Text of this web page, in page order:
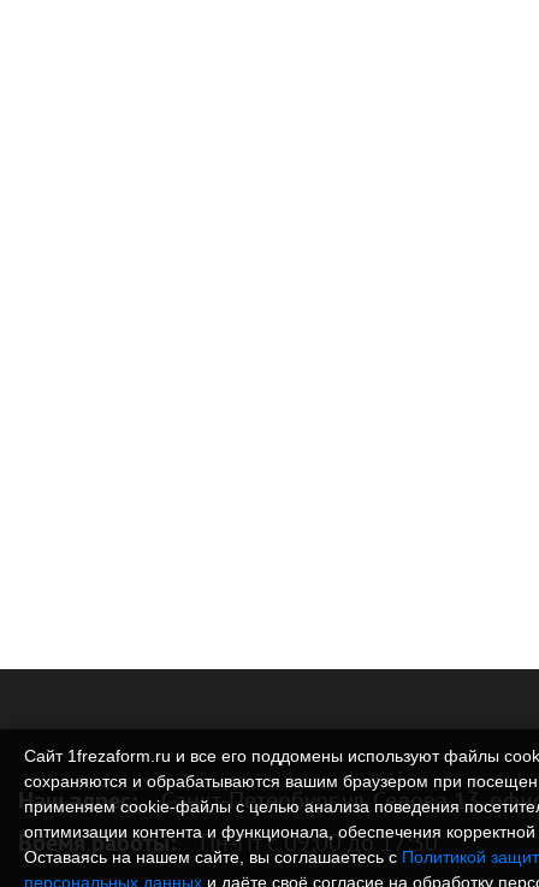
Наш адрес: Санкт-Петербург ул. Седова 13,
Время работы: Пн-Пт с 09:00 до 17:30
Сайт 1frezaform.ru и все его поддомены используют файлы
сохраняются и обрабатываются вашим браузером при
применяем cookie‑файлы с целью анализа поведения
оптимизации контента и функционала, обеспечения
Оставаясь на нашем сайте, вы соглашаетесь с Политикой
персональных данных и даёте своё согласие на обработку